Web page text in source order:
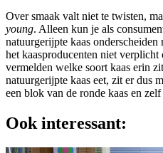
Over smaak valt niet te twisten,
young. Alleen kun je als
natuurgerijpte kaas
het kaasproducenten niet
vermelden welke soort kaas erin
natuurgerijpte kaas eet, zit er dus
een blok van de ronde kaas en zelf
Ook interessant: